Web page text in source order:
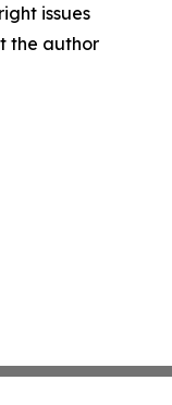
issues
the author